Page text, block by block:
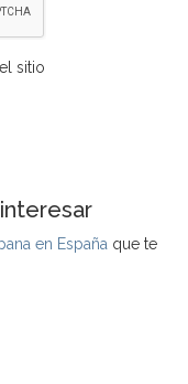
sitio
en España que te